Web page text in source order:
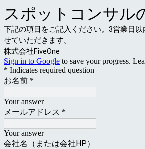
スポットコンサル
下記の項目をご記入ください。3営業日以
せていただきます。
株式会社FiveOne
Sign in to Google to save your progress.
* Indicates required question
お名前 *
Your answer
メールアドレス *
Your answer
会社名（または会社HP）